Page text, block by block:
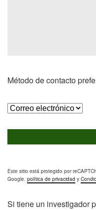
Método de contacto
Este sitio está protegido por
Google. política de privacidad y
Si tiene un investigador